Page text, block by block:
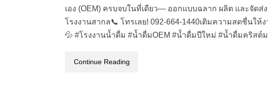
เอง (OEM) ครบจบในที่เดียว— ออกแบบฉลาก ผลิต และจัด
โรงงานสากล📞 โทรเลย! 092-664-1440เติมความสดชื่นให้
💦 #โรงงานน้ำดื่ม #น้ำดื่มOEM #น้ำดื่มปีใหม่ #น้ำดื่มคริสต์
Continue Reading